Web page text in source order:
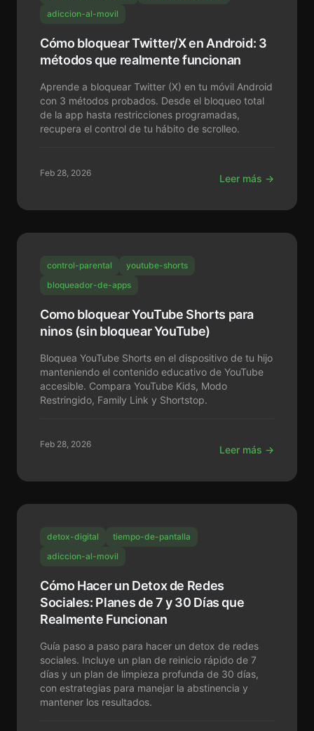
adiccion-al-movil
Cómo bloquear Twitter/X en Android: 3
métodos que realmente funcionan
Aprende a bloquear Twitter (X) en tu móvil Android
con 3 métodos probados. Desde el bloqueo total
de la app hasta restricciones programadas,
recupera el control de tu hábito de scrolleo.
Feb 28, 2026 Leer más →
control-parental
youtube-shorts
bloqueador-de-apps
Como bloquear YouTube Shorts para
ninos (sin bloquear YouTube)
Bloquea YouTube Shorts en el dispositivo de tu hijo
manteniendo el contenido educativo de YouTube
accesible. Compara YouTube Kids, Modo
Restringido, Family Link y Shortstop.
Feb 28, 2026 Leer más →
detox-digital
tiempo-de-pantalla
adiccion-al-movil
Cómo Hacer un Detox de Redes
Sociales: Planes de 7 y 30 Días que
Realmente Funcionan
Guía paso a paso para hacer un detox de redes
sociales. Incluye un plan de reinicio rápido de 7
días y un plan de limpieza profunda de 30 días,
con estrategias para manejar la abstinencia y
mantener los resultados.